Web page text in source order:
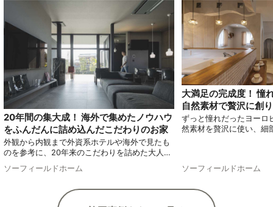
20年間の集大成！ 海外で集めたノウハウ
をふんだんに詰め込んだこだわりのお家
外観から内観まで外資系ホテルや海外で見たも
のを参考に、20年来のこだわりを詰めた大人の
家をご紹介します。
ソーフィールドホーム
大満足の完成度！ 憧
自然素材で贅沢に創
ずっと憧れだったヨーロ
然素材を贅沢に使い、細
ソーフィールドホーム